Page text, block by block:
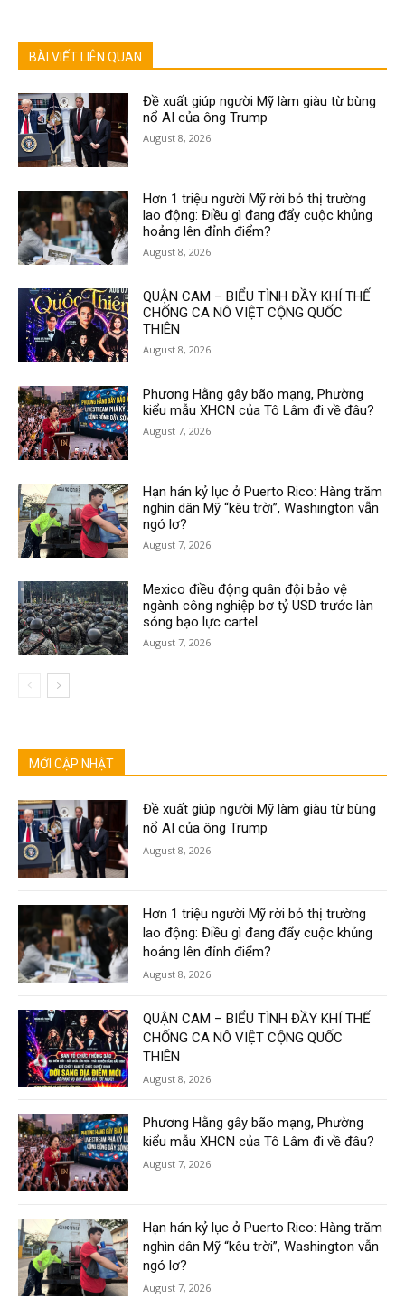
BÀI VIẾT LIÊN QUAN
Đề xuất giúp người Mỹ làm giàu từ bùng
nổ AI của ông Trump
August 8, 2026
Hơn 1 triệu người Mỹ rời bỏ thị trường
lao động: Điều gì đang đẩy cuộc khủng
hoảng lên đỉnh điểm?
August 8, 2026
QUẬN CAM – BIỂU TÌNH ĐẦY KHÍ THẾ
CHỐNG CA NÔ VIỆT CỘNG QUỐC
THIÊN
August 8, 2026
Phương Hằng gây bão mạng, Phường
kiểu mẫu XHCN của Tô Lâm đi về đâu?
August 7, 2026
Hạn hán kỷ lục ở Puerto Rico: Hàng trăm
nghìn dân Mỹ “kêu trời”, Washington vẫn
ngó lơ?
August 7, 2026
Mexico điều động quân đội bảo vệ
ngành công nghiệp bơ tỷ USD trước làn
sóng bạo lực cartel
August 7, 2026
MỚI CẬP NHẬT
Đề xuất giúp người Mỹ làm giàu từ bùng
nổ AI của ông Trump
August 8, 2026
Hơn 1 triệu người Mỹ rời bỏ thị trường
lao động: Điều gì đang đẩy cuộc khủng
hoảng lên đỉnh điểm?
August 8, 2026
QUẬN CAM – BIỂU TÌNH ĐẦY KHÍ THẾ
CHỐNG CA NÔ VIỆT CỘNG QUỐC
THIÊN
August 8, 2026
Phương Hằng gây bão mạng, Phường
kiểu mẫu XHCN của Tô Lâm đi về đâu?
August 7, 2026
Hạn hán kỷ lục ở Puerto Rico: Hàng trăm
nghìn dân Mỹ “kêu trời”, Washington vẫn
ngó lơ?
August 7, 2026